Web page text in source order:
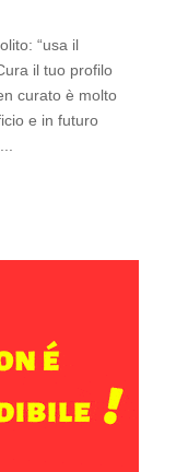
“usa il
il tuo profilo
curato è molto
e in futuro